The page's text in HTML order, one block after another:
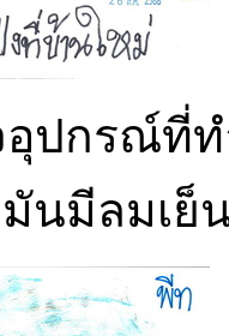
ปกรณ์ที่ท
นมีลมเย็